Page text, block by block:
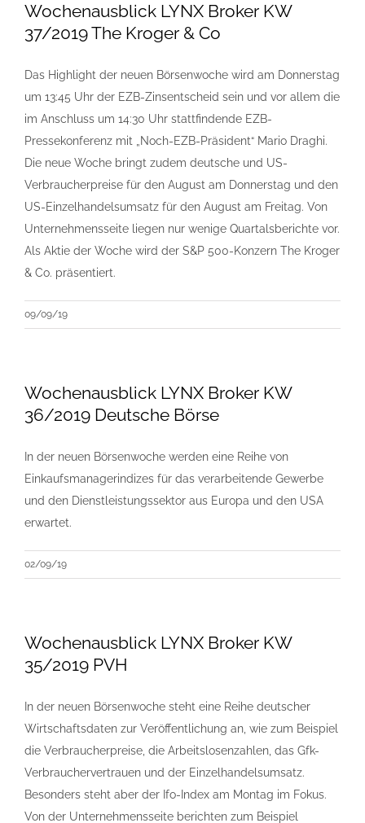
Wochenausblick LYNX Broker KW
37/2019 The Kroger & Co
Das Highlight der neuen Börsenwoche wird am Donnerstag
um 13:45 Uhr der EZB-Zinsentscheid sein und vor allem die
im Anschluss um 14:30 Uhr stattfindende EZB-
Pressekonferenz mit „Noch-EZB-Präsident“ Mario Draghi.
Die neue Woche bringt zudem deutsche und US-
Verbraucherpreise für den August am Donnerstag und den
US-Einzelhandelsumsatz für den August am Freitag. Von
Unternehmensseite liegen nur wenige Quartalsberichte vor.
Als Aktie der Woche wird der S&P 500-Konzern The Kroger
& Co. präsentiert.
09/09/19
Wochenausblick LYNX Broker KW
36/2019 Deutsche Börse
In der neuen Börsenwoche werden eine Reihe von
Einkaufsmanagerindizes für das verarbeitende Gewerbe
und den Dienstleistungssektor aus Europa und den USA
erwartet.
02/09/19
Wochenausblick LYNX Broker KW
35/2019 PVH
In der neuen Börsenwoche steht eine Reihe deutscher
Wirtschaftsdaten zur Veröffentlichung an, wie zum Beispiel
die Verbraucherpreise, die Arbeitslosenzahlen, das Gfk-
Verbrauchervertrauen und der Einzelhandelsumsatz.
Besonders steht aber der Ifo-Index am Montag im Fokus.
Von der Unternehmensseite berichten zum Beispiel